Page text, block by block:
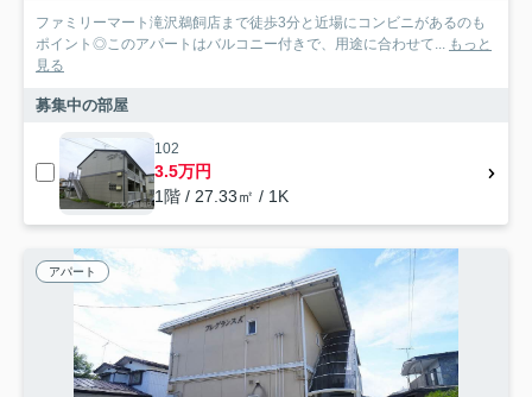
ファミリーマート滝沢鵜飼店まで徒歩3分と近場にコンビニがあるのも
ポイント◎このアパートはバルコニー付きで、用途に合わせて...
もっと
見る
募集中の部屋
102
3.5万円
1階 / 27.33㎡ / 1K
アパート